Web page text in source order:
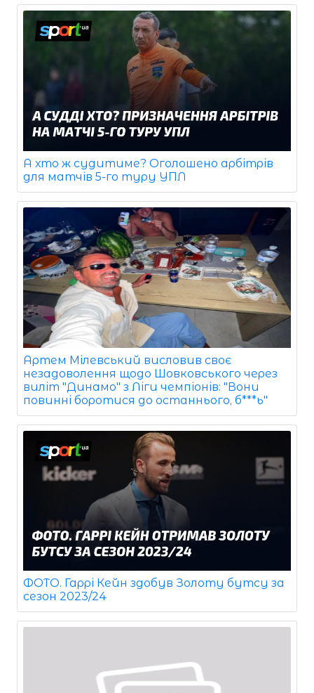
А хто ж судитиме? Оголошено арбітрів
для матчів 5-го туру УПЛ
Артем Мілевський висловив своє
незадоволення щодо Шовковського через
виліт "Динамо" з Ліги чемпіонів: "Вони
повинні боротися до останнього, б***ь"
ФОТО. Гаррі Кейн здобув Золоту бутсу за
сезон 2023/24